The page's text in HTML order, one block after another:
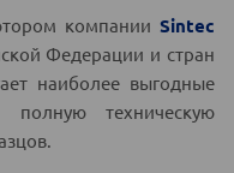
компании Sintec
Федерации и стран
наиболее выгодные
полную техническую